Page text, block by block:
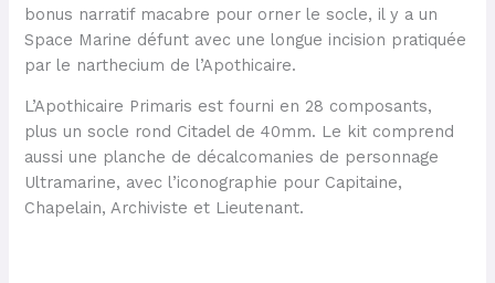
bonus narratif macabre pour orner le socle, il y a un
Space Marine défunt avec une longue incision pratiquée
par le narthecium de l’Apothicaire.
L’Apothicaire Primaris est fourni en 28 composants,
plus un socle rond Citadel de 40mm. Le kit comprend
aussi une planche de décalcomanies de personnage
Ultramarine, avec l’iconographie pour Capitaine,
Chapelain, Archiviste et Lieutenant.